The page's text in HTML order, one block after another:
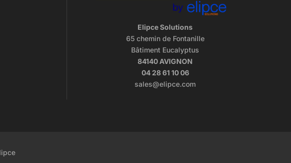
Elipce Solutions
65 chemin de Fontanille
Bâtiment Eucalyptus
84140 AVIGNON
04 28 61 10 06
sales@elipce.com